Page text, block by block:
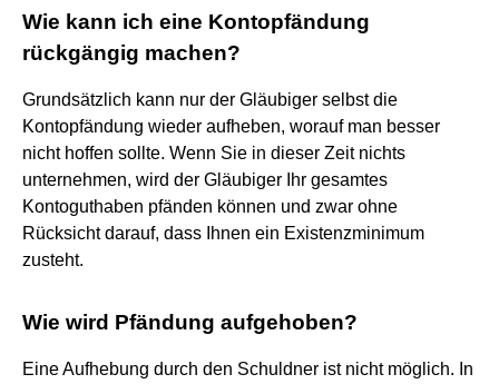
Wie kann ich eine Kontopfändung
rückgängig machen?
Grundsätzlich kann nur der Gläubiger selbst die
Kontopfändung wieder aufheben, worauf man besser
nicht hoffen sollte. Wenn Sie in dieser Zeit nichts
unternehmen, wird der Gläubiger Ihr gesamtes
Kontoguthaben pfänden können und zwar ohne
Rücksicht darauf, dass Ihnen ein Existenzminimum
zusteht.
Wie wird Pfändung aufgehoben?
Eine Aufhebung durch den Schuldner ist nicht möglich. In